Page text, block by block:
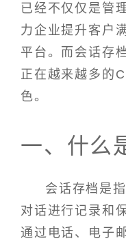
已经不仅仅是管
力企业提升客户
平台。而会话存
正在越来越多的
色。
一、什么
会话存档是
对话进行记录和
通过电话、电子